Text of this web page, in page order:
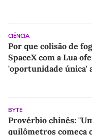
CIÊNCIA
Por que colisão de
SpaceX com a Lua
'oportunidade única'
BYTE
Provérbio chinês:
quilômetros começa